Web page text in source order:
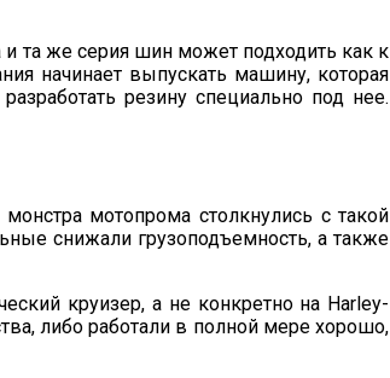
и та же серия шин может подходить как к
начинает выпускать машину, которая
резину специально под нее.
мотопрома столкнулись с такой
снижали грузоподъемность, а также
круизер, а не конкретно на Harley-
либо работали в полной мере хорошо,